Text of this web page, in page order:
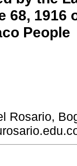
68, 1916
People
Rosario,